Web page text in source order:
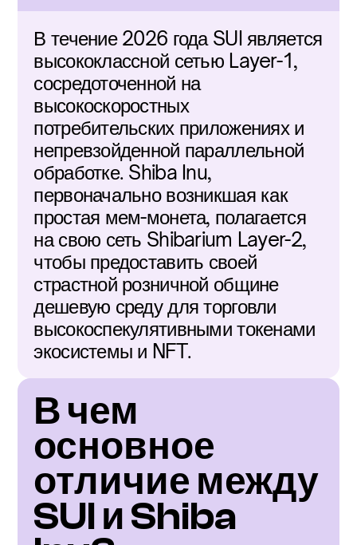
В течение 2026 года SUI является
высококлассной сетью Layer-1,
сосредоточенной на
высокоскоростных
потребительских приложениях и
непревзойденной параллельной
обработке. Shiba Inu,
первоначально возникшая как
простая мем-монета, полагается
на свою сеть Shibarium Layer-2,
чтобы предоставить своей
страстной розничной общине
дешевую среду для торговли
высокоспекулятивными токенами
экосистемы и NFT.
В чем
основное
отличие между
SUI и Shiba